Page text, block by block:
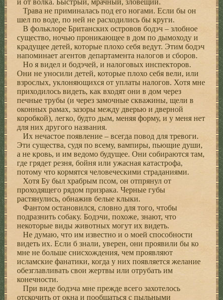
Трава не приминалась под его ногами. Если бы он
шел по воде, по ней не расходились бы круги.
В фольклоре Британских островов бодэч – злобное
существо, ночью проникающее в дом по дымоходу и
крадущее детей, которые плохо себя ведут. Этим бодэч
напоминает агентов департамента налогов и сборов.
Но я видел и бодэчей, и налоговых инспекторов.
Они не уносили детей, которые плохо себя вели, или
взрослых, уклоняющихся от уплаты налогов. Хотя мне
приходилось видеть, как входят они в дом через
печные трубы (и через замочные скважины, щели в
оконных рамах, зазоры между дверью и дверной
коробкой), легко, будто дым, меняя форму, и у меня нет
для них другого названия.
Их нечастое появление – всегда повод для тревоги.
Эти существа, судя по всему, вампиры, пьющие души,
а не кровь, и им ведомо будущее. Они собираются там,
где грядет резня, бойня или ужасная катастрофа,
потому что кормятся человеческими страданиями.
Хотя Бу был храбрым псом, он отпрянул от
проходящего рядом призрака. Черные губы
растянулись, обнажив белые клыки.
Фантом остановился, словно для того, чтобы
подразнить собаку. Бодэчи, похоже, знают, что
некоторые виды животных могут их видеть.
Не думаю, что им известно и о моей способности
видеть их. Если б знали, уверен, они проявили бы ко
мне не больше снисхождения, чем проявляют
исламские фанатики, когда у них появляется желание
обезглавливать свои жертвы или отрубать им
конечности.
При виде бодэча мне прежде всего захотелось
отскочить от окна и пообщаться с пыльными